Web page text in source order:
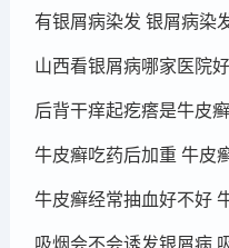
有银屑病染发 银屑病染
山西看银屑病哪家医院
牛皮癣吃药后加重 牛皮
牛皮癣经常抽血好不好
吸烟会不会诱发银屑病